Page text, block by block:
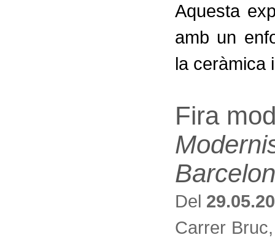
Aquesta
amb un
la ceràmica
Fira
Del
Carrer